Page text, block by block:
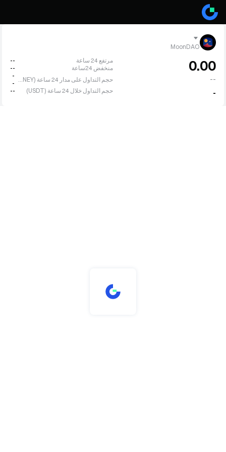
MoonDAO
0.00
--
-
مرتفع 24 ساعة
--
منخفض 24ساعة
--
-
-
حجم التداول خلال 24 ساعة (USDT)
--